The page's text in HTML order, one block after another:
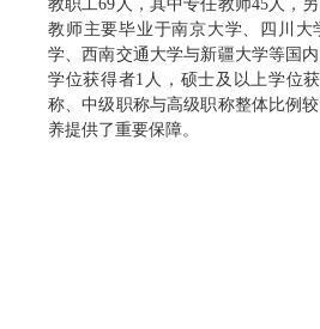
教职工69 人， 其中专任教师45人，
教师主要毕业于南京大学、四川大
学、西南交通大学与新疆大学等国
学位获得者1 人，硕士及以上学位
称、中级职称与高级职称整体比例
养提供了重要保障。